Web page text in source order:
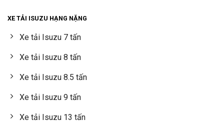
XE TẢI ISUZU HẠNG NẶNG
Xe tải Isuzu 7 tấn
Xe tải Isuzu 8 tấn
Xe tải Isuzu 8.5 tấn
Xe tải Isuzu 9 tấn
Xe tải Isuzu 13 tấn